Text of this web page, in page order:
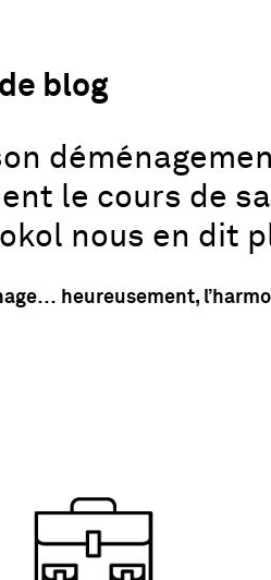
blog
le cours de
nous en dit
heureusement,